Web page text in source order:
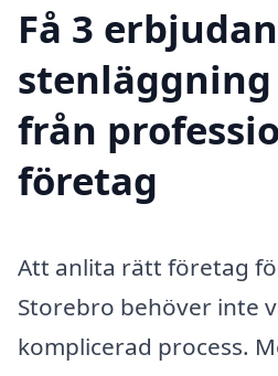
Få 3
från
företag
Att anlita rätt företag
Storebro behöver inte
komplicerad process.